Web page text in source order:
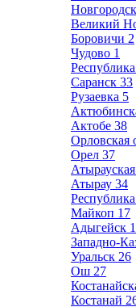
Великий
Боровичи 2
Чудово 1
Саранск 33
Рузаевка 5
Актобе 38
Орловская
Орел 37
Атырау 34
Майкоп 17
Адыгейск 1
Западно-
Уральск 26
Ош 27
Костанай